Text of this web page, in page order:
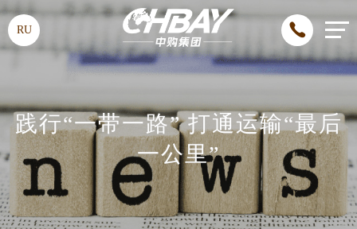
RU
践行“一带一路” 打通运输“最后
一公里”